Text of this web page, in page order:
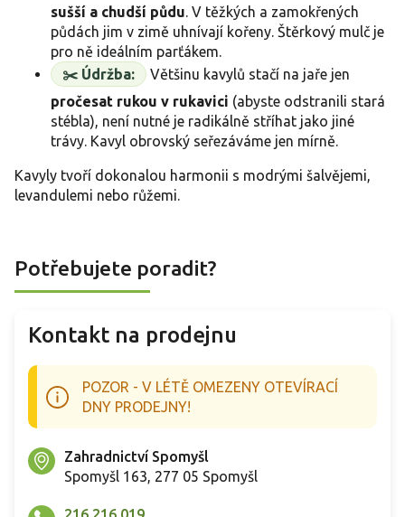
sušší a chudší půdu . V těžkých a zamokřených
půdách jim v zimě uhnívají kořeny. Štěrkový mulč je
pro ně ideálním parťákem.
✂️ Údržba:
Většinu kavylů stačí na jaře jen
pročesat rukou v rukavici (abyste odstranili stará
stébla), není nutné je radikálně stříhat jako jiné
trávy. Kavyl obrovský seřezáváme jen mírně.
Kavyly tvoří dokonalou harmonii s modrými šalvějemi,
levandulemi nebo růžemi.
Potřebujete poradit?
Kontakt na prodejnu
POZOR - V LÉTĚ OMEZENY OTEVÍRACÍ
DNY PRODEJNY!
Zahradnictví Spomyšl
Spomyšl 163, 277 05 Spomyšl